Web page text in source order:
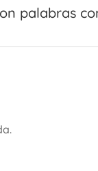
palabras